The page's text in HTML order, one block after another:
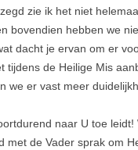
zie ik het niet
bovendien hebben we
dacht je ervan om er
de Heilige Mis
we er vast meer
naar U toe leidt!
met de Vader sprak om